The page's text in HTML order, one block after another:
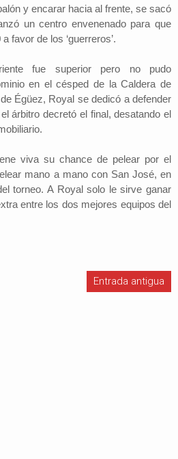
y encarar hacia al frente, se sacó
un centro envenenado para que
favor de los ‘guerreros’.
fue superior pero no pudo
en el césped de la Caldera de
Égüez, Royal se dedicó a defender
árbitro decretó el final, desatando el
viva su chance de pelear por el
mano a mano con San José, en
torneo. A Royal solo le sirve ganar
entre los dos mejores equipos del
Entrada antigua